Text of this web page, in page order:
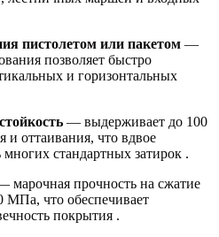
пистолетом или пакетом —
позволяет быстро
и горизонтальных
— выдерживает до 100
и оттаивания, что вдвое
стандартных затирок .
марочная прочность на сжатие
МПа, что обеспечивает
покрытия .